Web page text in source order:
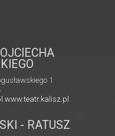
1
www.teatr.kalisz.pl
- RATUSZ